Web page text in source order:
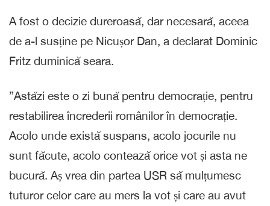
A fost o decizie dureroasă, dar necesară, aceea
de a-l susține pe Nicușor Dan, a declarat Dominic
Fritz duminică seara.
”Astăzi este o zi bună pentru democrație, pentru
restabilirea încrederii românilor în democrație.
Acolo unde există suspans, acolo jocurile nu
sunt făcute, acolo contează orice vot și asta ne
bucură. Aș vrea din partea USR să mulțumesc
tuturor celor care au mers la vot și care au avut